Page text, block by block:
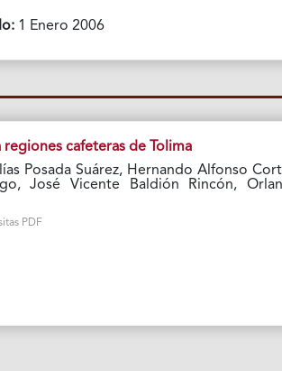
1 Enero 2006
regiones cafeteras de Tolima
Posada Suárez, Hernando Alfonso
José Vicente Baldión Rincón,
PDF